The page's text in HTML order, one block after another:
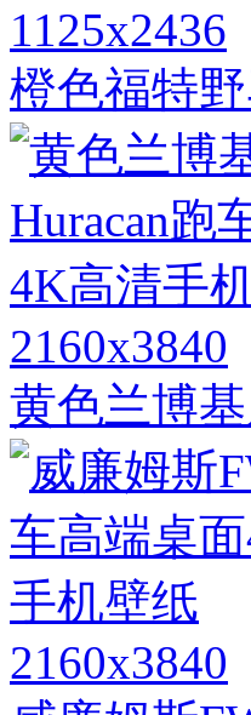
1125x2436
橙色福特
2160x3840
黄色兰博
2160x3840